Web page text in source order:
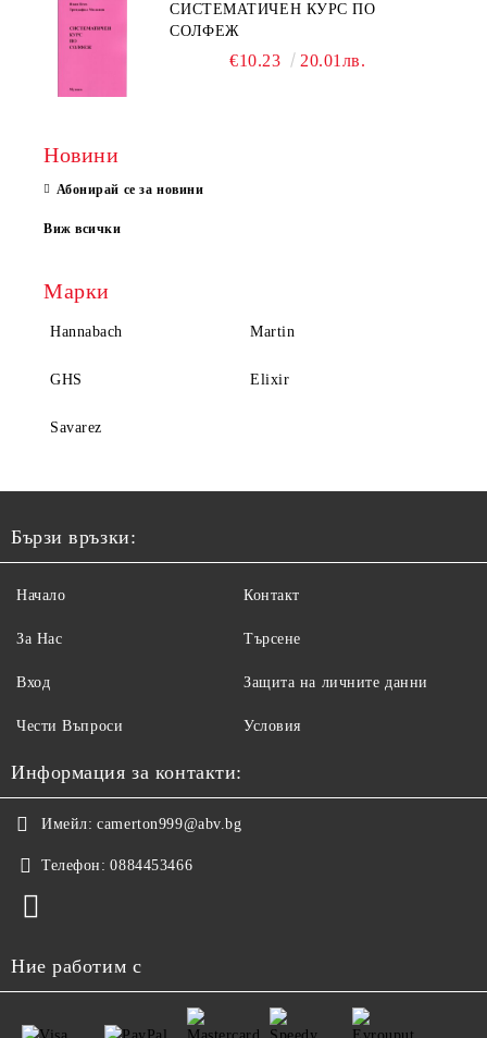
СИСТЕМАТИЧЕН КУРС ПО
СОЛФЕЖ
€10.23 20.01лв.
Новини
Абонирай се за новини
Виж всички
Марки
Hannabach Martin
GHS Elixir
Savarez
Бързи връзки:
Начало
За Нас
Вход
Чести Въпроси
Контакт
Търсене
Защита на личните данни
Условия
Информация за контакти:
Имейл: camerton999@abv.bg
Телефон: 0884453466
Ние работим с